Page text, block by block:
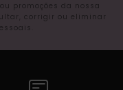
promoções da nossa
corrigir ou eliminar